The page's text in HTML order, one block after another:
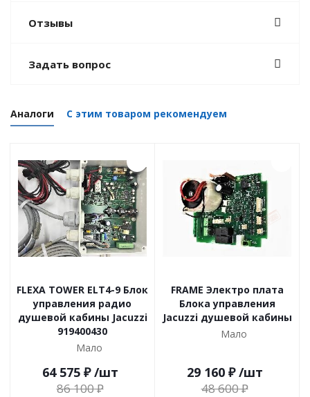
Отзывы
Задать вопрос
Аналоги С этим товаром рекомендуем
FLEXA TOWER ELT4-9 Блок
управления радио
душевой кабины Jacuzzi
919400430
Мало
64 575₽ /шт
86 100₽
FRAME Электро плата
Блока управления
Jacuzzi душевой кабины
Мало
29 160₽ /шт
48 600₽